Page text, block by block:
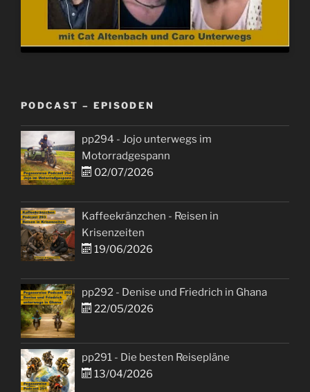
PODCAST – EPISODEN
pp294 - Jojo unterwegs im
Motorradgespann
02/07/2026
Kaffeekränzchen - Reisen in
Krisenzeiten
19/06/2026
pp292 - Denise und Friedrich in Ghana
22/05/2026
pp291 - Die besten Reisepläne
13/04/2026